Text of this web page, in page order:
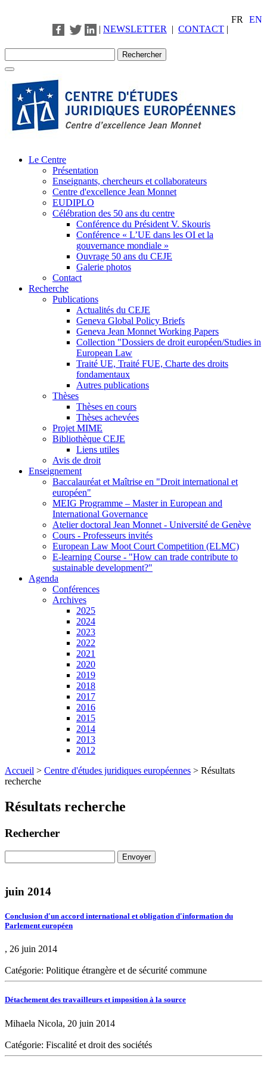
FR
EN
| NEWSLETTER | CONTACT |
Le Centre
Présentation
Enseignants, chercheurs et collaborateurs
Centre d'excellence Jean Monnet
EUDIPLO
Célébration des 50 ans du centre
Conférence du Président V. Skouris
Conférence « L’UE dans les OI et la
gouvernance mondiale »
Ouvrage 50 ans du CEJE
Galerie photos
Contact
Recherche
Publications
Actualités du CEJE
Geneva Global Policy Briefs
Geneva Jean Monnet Working Papers
Collection "Dossiers de droit européen/Studies in
European Law
Traité UE, Traité FUE, Charte des droits
fondamentaux
Autres publications
Thèses
Thèses en cours
Thèses achevées
Projet MIME
Bibliothèque CEJE
Liens utiles
Avis de droit
Enseignement
Baccalauréat et Maîtrise en "Droit international et
européen"
MEIG Programme – Master in European and
International Governance
Atelier doctoral Jean Monnet - Université de Genève
Cours - Professeurs invités
European Law Moot Court Competition (ELMC)
E-learning Course - "How can trade contribute to
sustainable development?"
Agenda
Conférences
Archives
2025
2024
2023
2022
2021
2020
2019
2018
2017
2016
2015
2014
2013
2012
Accueil > Centre d'études juridiques européennes > Résultats
recherche
Résultats recherche
Rechercher
juin 2014
Conclusion d'un accord international et obligation d'information du
Parlement européen
, 26 juin 2014
Catégorie: Politique étrangère et de sécurité commune
Détachement des travailleurs et imposition à la source
Mihaela Nicola, 20 juin 2014
Catégorie: Fiscalité et droit des sociétés